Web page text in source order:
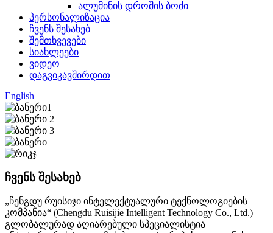
ალუმინის დროშის ბოძი
პერსონალიზაცია
ჩვენს შესახებ
შემთხვევები
სიახლეები
ვიდეო
დაგვიკავშირდით
English
ჩვენს შესახებ
„ჩენგდუ რუისიჯი ინტელექტუალური ტექნოლოგიების
კომპანია“ (Chengdu Ruisijie Intelligent Technology Co., Ltd.)
გლობალურად აღიარებული სპეციალისტია